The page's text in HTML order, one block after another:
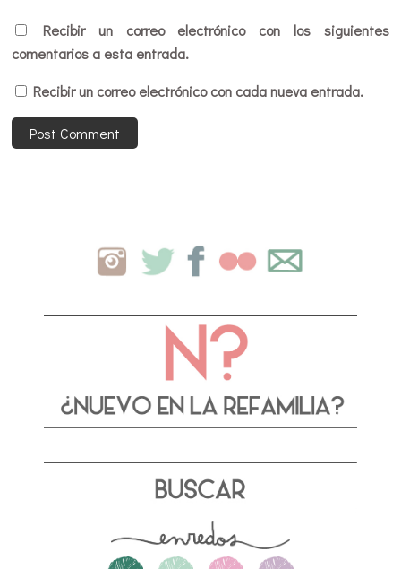
Recibir un correo electrónico con los siguientes
comentarios a esta entrada.
Recibir un correo electrónico con cada nueva entrada.